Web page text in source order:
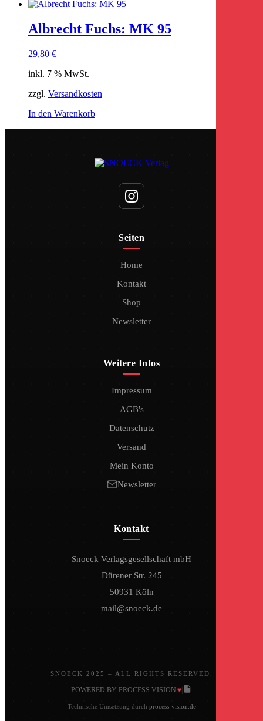
Albrecht Fuchs: MK 95
29,80 €
inkl. 7 % MwSt.
zzgl. Versandkosten
In den Warenkorb
Seiten
Home
Kontakt
Shop
Newsletter
Weitere Infos
Impressum
AGB's
Datenschutz
Versand
Mein Konto
Newsletter
Kontakt
Snoeck Verlagsgesellschaft mbH
Dürener Str. 245
50931 Köln
mail@snoeck.de
SNOECK 2025 – ALL RIGHTS RESERVED.
POWERED BY PROCESS VISION|♥|
Technische Umsetzung durch process-vision.de